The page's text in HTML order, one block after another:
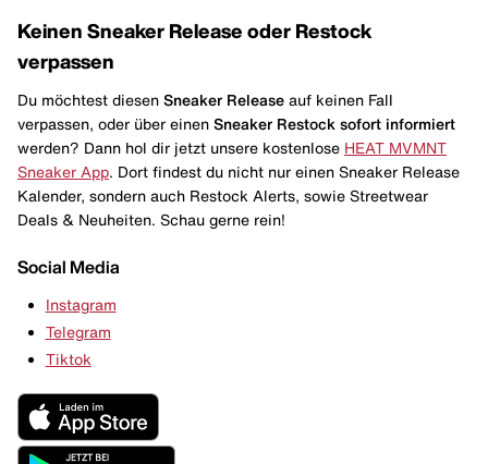
Keinen Sneaker Release oder Restock
verpassen
Du möchtest diesen Sneaker Release auf keinen Fall
verpassen, oder über einen Sneaker Restock sofort informiert
werden? Dann hol dir jetzt unsere kostenlose HEAT MVMNT
Sneaker App . Dort findest du nicht nur einen Sneaker Release
Kalender, sondern auch Restock Alerts, sowie Streetwear
Deals & Neuheiten. Schau gerne rein!
Social Media
Instagram
Telegram
Tiktok